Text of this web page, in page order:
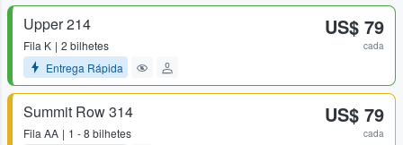
Upper 214
Fila K
2 bilhetes
Entrega Rápida
US$ 79
cada
Summit Row 314
Fila AA 1 - 8 bilhetes
US$ 79
cada